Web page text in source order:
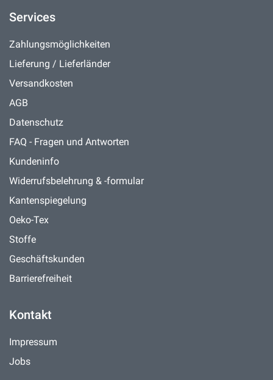
Services
Zahlungsmöglichkeiten
Lieferung / Lieferländer
Versandkosten
AGB
Datenschutz
FAQ - Fragen und Antworten
Kundeninfo
Widerrufsbelehrung & -formular
Kantenspiegelung
Oeko-Tex
Stoffe
Geschäftskunden
Barrierefreiheit
Kontakt
Impressum
Jobs